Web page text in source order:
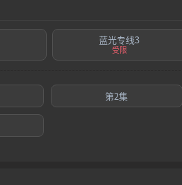
蓝光专线3
受限
第2集